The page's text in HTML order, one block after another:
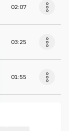
02:07
03:25
01:55